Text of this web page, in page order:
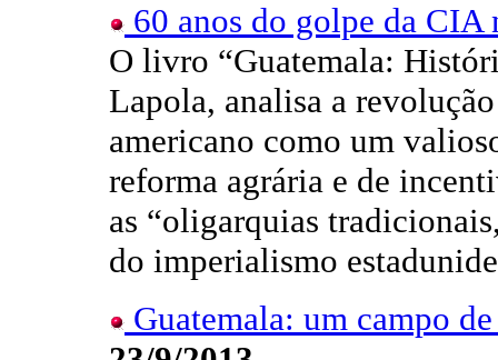
60 anos do golpe da CIA
O livro “Guatemala:
Lapola, analisa a
americano como um
reforma agrária e de
as “oligarquias
do imperialismo
Guatemala: um campo